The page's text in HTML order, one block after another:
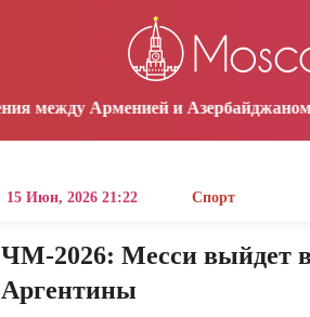
Yerevan
06:44
и Азербайджаном близко 17:29
15 Июн, 2026 21:22 Спорт
ЧМ-2026: Месси выйдет в
Аргентины